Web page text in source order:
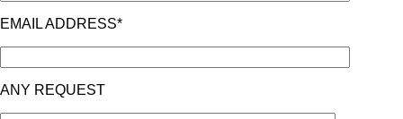
EMAIL ADDRESS*
ANY REQUEST